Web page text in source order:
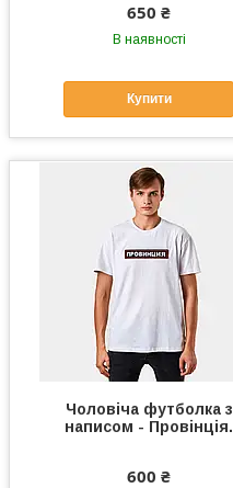
650 ₴
В наявності
Купити
Чоловіча футболка з
написом - Провінція.
600 ₴